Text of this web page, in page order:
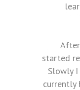
started
Slowly
currently